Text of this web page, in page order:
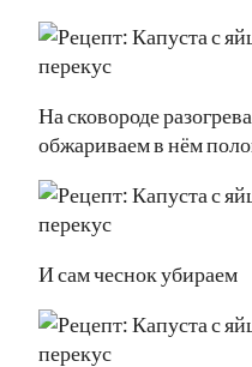
На сковороде
обжариваем в нём
И сам чеснок убираем